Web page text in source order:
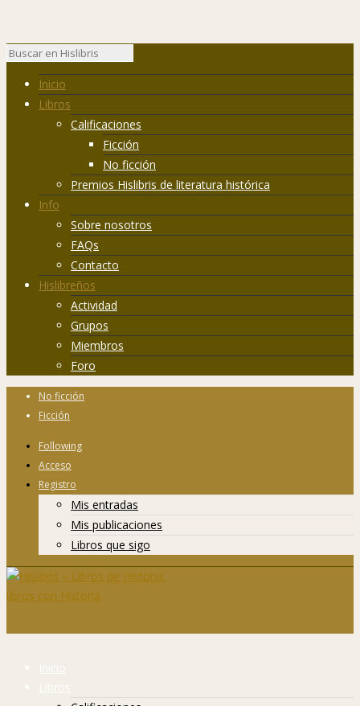
Inicio
Libros
Calificaciones
Ficción
No ficción
Premios Hislibris de literatura histórica
Info
Sobre nosotros
FAQs
Contacto
Hislibreños
Actividad
Grupos
Miembros
Foro
No ficción
Ficción
Following
Acceso
Registro
Mis entradas
Mis publicaciones
Libros que sigo
Inicio
Libros